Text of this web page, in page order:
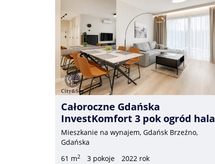
Całoroczne Gdańska
InvestKomfort 3 pok ogród hala
Mieszkanie na wynajem, Gdańsk Brzeźno,
Gdańska
61 m2 3 pokoje 2022 rok